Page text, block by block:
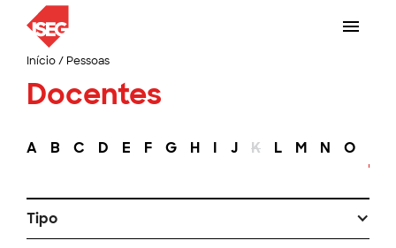
Início/ Pessoas
Docentes
A B C D E F G H I J K L M N O
Tipo